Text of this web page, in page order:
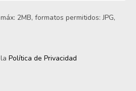
2MB, formatos permitidos: JPG,
Política de Privacidad